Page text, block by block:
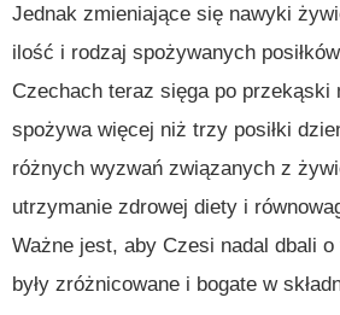
Jednak zmieniające się nawyki
ilość i rodzaj spożywanych
Czechach teraz sięga po przekąski
spożywa więcej niż trzy posiłki
różnych wyzwań związanych z
utrzymanie zdrowej diety i
Ważne jest, aby Czesi nadal dbali o
były zróżnicowane i bogate w